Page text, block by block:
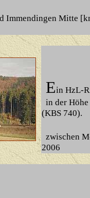
Immendingen Mitte
Ein HzL-
in der
(KBS 740).
zwischen
2006